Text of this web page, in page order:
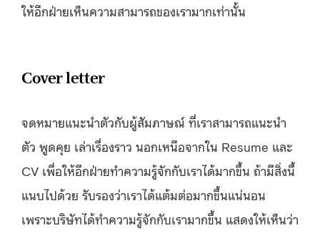
ให้อีกฝ่ายเห็นความสามารถของเรามากเท่านั้น
Cover letter
จดหมายแนะนำตัวกับผู้สัมภาษณ์ ที่เราสามารถแนะนำ
ตัว พูดคุย เล่าเรื่องราว นอกเหนือจากใน Resume และ
CV เพื่อให้อีกฝ่ายทำความรู้จักกับเราได้มากขึ้น ถ้ามีสิ่งนี้
แนบไปด้วย รับรองว่าเราได้แต้มต่อมากขึ้นแน่นอน
เพราะบริษัทได้ทำความรู้จักกับเรามากขึ้น แสดงให้เห็นว่า